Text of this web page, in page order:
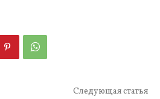
Следующая статья